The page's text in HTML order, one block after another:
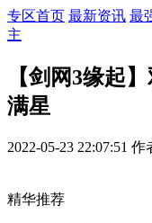
专区首页 最新资讯 最
主
【剑网3缘起
满星
2022-05-23 22:07:51 作
精华推荐